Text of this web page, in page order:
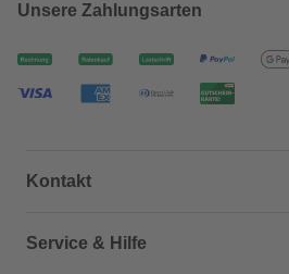
Unsere Zahlungsarten
Kontakt
Dein Kontakt zu uns
Service & Hilfe